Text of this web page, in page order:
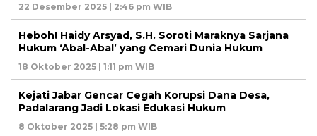
22 Desember 2025 | 2:46 pm WIB
Heboh! Haidy Arsyad, S.H. Soroti Maraknya Sarjana
Hukum ‘Abal-Abal’ yang Cemari Dunia Hukum
18 Oktober 2025 | 1:11 pm WIB
Kejati Jabar Gencar Cegah Korupsi Dana Desa,
Padalarang Jadi Lokasi Edukasi Hukum
8 Oktober 2025 | 5:28 pm WIB